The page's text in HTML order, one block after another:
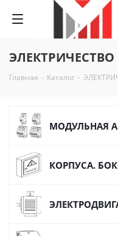
ЭЛЕКТРИЧЕСТВО
Главная - Каталог -
МОДУЛЬНАЯ
КОРПУСА.